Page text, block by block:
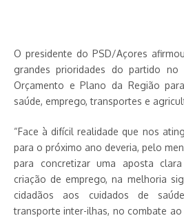
O presidente do PSD/Açores
grandes prioridades do partido
Orçamento e Plano da Região
saúde, emprego, transportes e
“Face à difícil realidade que nos
para o próximo ano deveria, pelo
para concretizar uma aposta
criação de emprego, na melhoria
cidadãos aos cuidados de
transporte inter-ilhas, no combate ao